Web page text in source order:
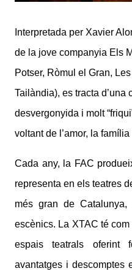
Interpretada per Xavier
de la jove companyia Els
Potser, Ròmul el Gran,
Tailàndia), es tracta d’una
desvergonyida i molt
voltant de l’amor, la família
Cada any, la FAC
representa en els teatres
més gran de
escènics. La XTAC té
espais teatrals oferint
avantatges i descomptes